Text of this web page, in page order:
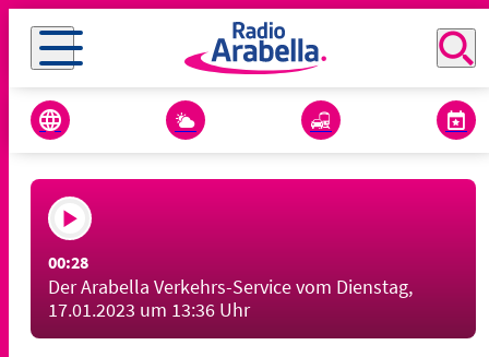
00:28
Der Arabella Verkehrs-Service vom Dienstag,
17.01.2023 um 13:36 Uhr